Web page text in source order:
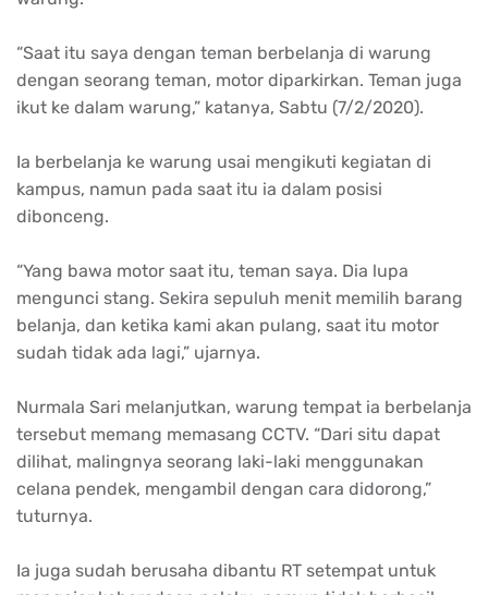
“Saat itu saya dengan teman berbelanja di warung
dengan seorang teman, motor diparkirkan. Teman juga
ikut ke dalam warung,” katanya, Sabtu (7/2/2020).
Ia berbelanja ke warung usai mengikuti kegiatan di
kampus, namun pada saat itu ia dalam posisi
dibonceng.
“Yang bawa motor saat itu, teman saya. Dia lupa
mengunci stang. Sekira sepuluh menit memilih barang
belanja, dan ketika kami akan pulang, saat itu motor
sudah tidak ada lagi,” ujarnya.
Nurmala Sari melanjutkan, warung tempat ia berbelanja
tersebut memang memasang CCTV. “Dari situ dapat
dilihat, malingnya seorang laki-laki menggunakan
celana pendek, mengambil dengan cara didorong,”
tuturnya.
Ia juga sudah berusaha dibantu RT setempat untuk